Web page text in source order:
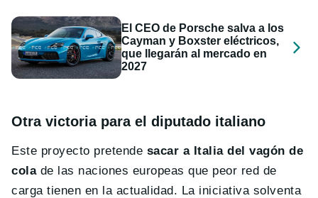
El CEO de Porsche salva a los
Cayman y Boxster eléctricos,
que llegarán al mercado en
2027
Otra victoria para el diputado italiano
Este proyecto pretende sacar a Italia del vagón de
colade las naciones europeas que peor red de
carga tienen en la actualidad. La iniciativa solventa